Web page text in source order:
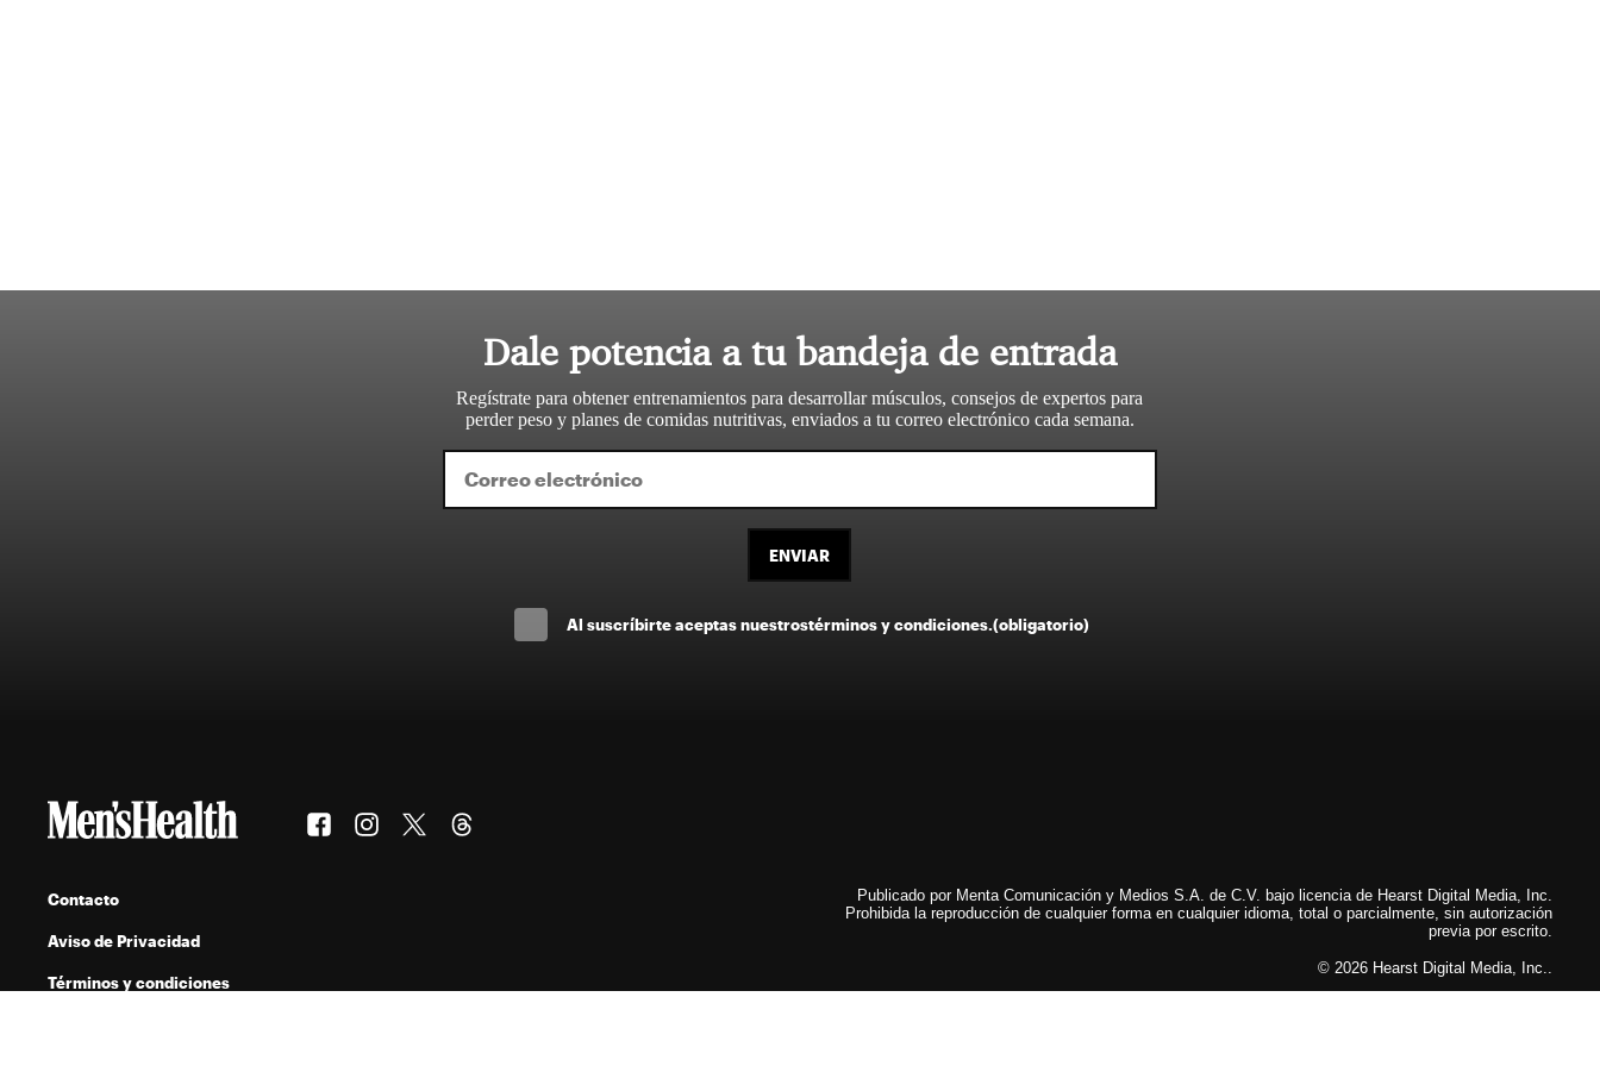
Dale potencia a tu bandeja de entrada
Regístrate para obtener entrenamientos para desarrollar músculos, consejos de expertos para
perder peso y planes de comidas nutritivas, enviados a tu correo electrónico cada semana.
ENVIAR
Al suscríbirte aceptas nuestrostérminos y condiciones.(obligatorio)
Contacto
Aviso de Privacidad
Términos y condiciones
Publicado por Menta Comunicación y Medios S.A. de C.V. bajo licencia de Hearst Digital Media, Inc.
Prohibida la reproducción de cualquier forma en cualquier idioma, total o parcialmente, sin autorización
previa por escrito.
© 2026 Hearst Digital Media, Inc..